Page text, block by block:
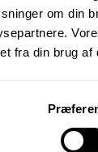
om din
fra din brug af